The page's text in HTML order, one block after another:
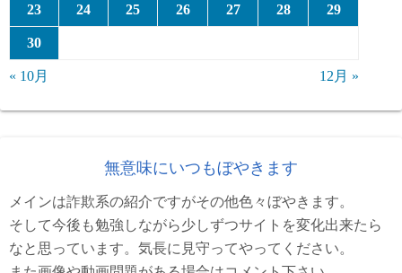
23 24 25 26 27 28 29
30
« 10月 12月 »
無意味にいつもぼやきます
メインは詐欺系の紹介ですがその他色々ぼやきます。
そして今後も勉強しながら少しずつサイトを変化出来たら
なと思っています。気長に見守ってやってください。